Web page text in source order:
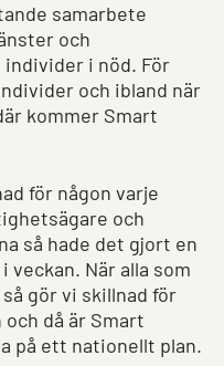
samarbete
och
i nöd. För
och ibland när
kommer Smart
för någon varje
och
så hade det gjort en
När alla som
gör vi skillnad för
då är Smart
på ett nationellt plan.